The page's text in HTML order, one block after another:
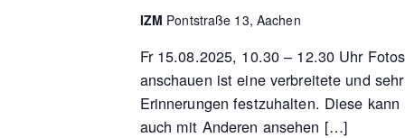
IZM Pontstraße 13, Aachen
Fr 15.08.2025, 10.30 – 12.30 Uhr
anschauen ist eine verbreitete und
Erinnerungen festzuhalten. Diese
auch mit Anderen ansehen […]